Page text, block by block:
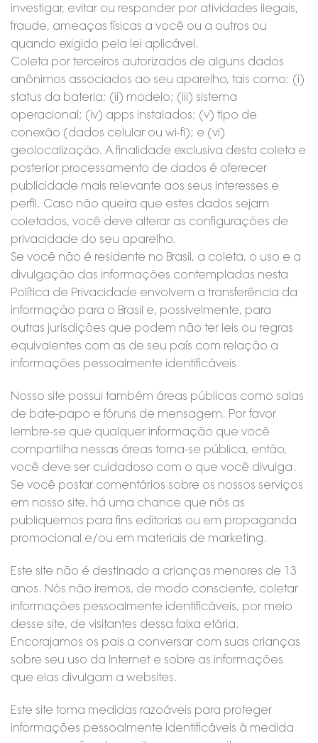
investigar, evitar ou responder por atividades ilegais,
fraude, ameaças físicas a você ou a outros ou
quando exigido pela lei aplicável.
Coleta por terceiros autorizados de alguns dados
anônimos associados ao seu aparelho, tais como: (i)
status da bateria; (ii) modelo; (iii) sistema
operacional; (iv) apps instalados; (v) tipo de
conexão (dados celular ou wi-fi); e (vi)
geolocalização. A finalidade exclusiva desta coleta e
posterior processamento de dados é oferecer
publicidade mais relevante aos seus interesses e
perfil. Caso não queira que estes dados sejam
coletados, você deve alterar as configurações de
privacidade do seu aparelho.
Se você não é residente no Brasil, a coleta, o uso e a
divulgação das informações contempladas nesta
Política de Privacidade envolvem a transferência da
informação para o Brasil e, possivelmente, para
outras jurisdições que podem não ter leis ou regras
equivalentes com as de seu país com relação a
informações pessoalmente identificáveis.
Nosso site possui também áreas públicas como salas
de bate-papo e fóruns de mensagem. Por favor
lembre-se que qualquer informação que você
compartilha nessas áreas torna-se pública, então,
você deve ser cuidadoso com o que você divulga.
Se você postar comentários sobre os nossos serviços
em nosso site, há uma chance que nós as
publiquemos para fins editorias ou em propaganda
promocional e/ou em materiais de marketing.
Este site não é destinado a crianças menores de 13
anos. Nós não iremos, de modo consciente, coletar
informações pessoalmente identificáveis, por meio
desse site, de visitantes dessa faixa etária.
Encorajamos os pais a conversar com suas crianças
sobre seu uso da Internet e sobre as informações
que elas divulgam a websites.
Este site toma medidas razoáveis para proteger
informações pessoalmente identificáveis à medida